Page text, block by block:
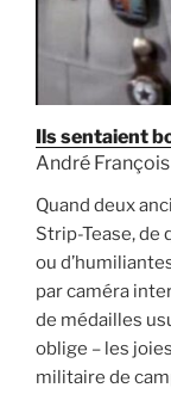
Ils sentaient
André François
Quand deux
Strip-Tease, de
ou
par caméra
de médailles
oblige – les
militaire de